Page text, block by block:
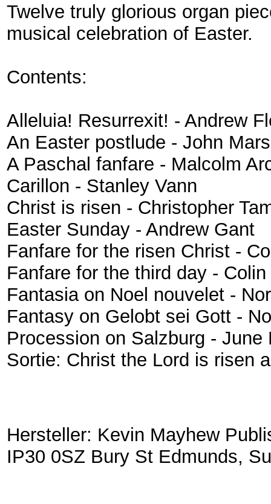
Twelve truly glorious organ
musical celebration of Easter.
Contents:
Alleluia! Resurrexit! - Andrew
An Easter postlude - John
A Paschal fanfare - Malcolm
Carillon - Stanley Vann
Christ is risen - Christopher
Easter Sunday - Andrew Gant
Fanfare for the risen Christ -
Fanfare for the third day - Colin
Fantasia on Noel nouvelet -
Fantasy on Gelobt sei Gott -
Procession on Salzburg - June
Sortie: Christ the Lord is risen
Hersteller: Kevin Mayhew
IP30 0SZ Bury St Edmunds,